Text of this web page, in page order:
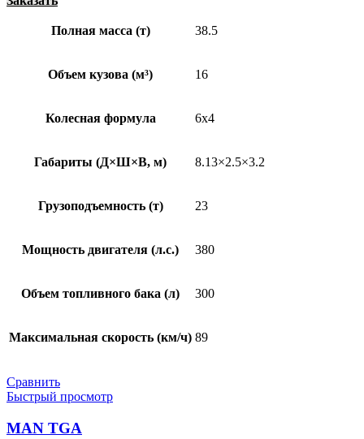
Полная масса (т) 38.5
Объем кузова (м³) 16
Колесная формула 6х4
Габариты (Д×Ш×В, м) 8.13×2.5×3.2
Грузоподъемность (т) 23
Мощность двигателя (л.с.) 380
Объем топливного бака (л) 300
Максимальная скорость (км/ч) 89
Сравнить
Быстрый просмотр
MAN TGA